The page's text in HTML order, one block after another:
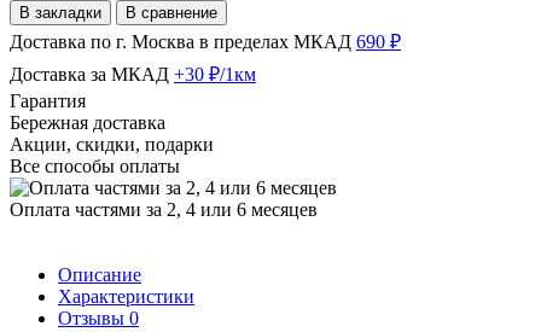
В закладки В сравнение
Доставка по г. Москва в пределах МКАД 690 ₽
Доставка за МКАД +30 ₽/1км
Гарантия
Бережная доставка
Акции, скидки, подарки
Все способы оплаты
Оплата частями за 2, 4 или 6 месяцев
Описание
Характеристики
Отзывы 0